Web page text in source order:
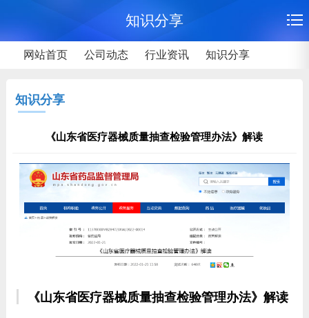
知识分享
网站首页 公司动态 行业资讯 知识分享
知识分享
《山东省医疗器械质量抽查检验管理办法》解读
《山东省医疗器械质量抽查检验管理办法》解读